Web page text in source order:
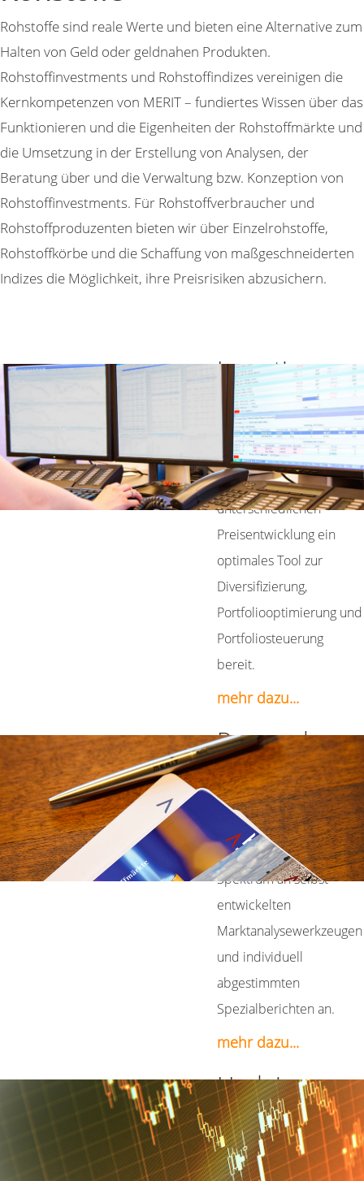
Research
Breites Spektrum an
Marktanalysewerkzeugen
und individuell
Spezialberichten
Hedging
und Schaffung von
Indizes zur Absicherung
Individuell abgestimmte
steuerliche Lösungen für
Alternative Investments
Rohstoffe sind reale Werte und bieten eine Alternative zum
Halten von Geld oder geldnahen Produkten.
Rohstoffinvestments und Rohstoffindizes vereinigen die
Kernkompetenzen von MERIT – fundiertes Wissen über das
Funktionieren und die Eigenheiten der Rohstoffmärkte und
die Umsetzung in der Erstellung von Analysen, der
Beratung über und die Verwaltung bzw. Konzeption von
Rohstoffinvestments. Für Rohstoffverbraucher und
Rohstoffproduzenten bieten wir über Einzelrohstoffe,
Rohstoffkörbe und die Schaffung von maßgeschneiderten
Indizes die Möglichkeit, ihre Preisrisiken abzusichern.
Investieren
in Rohstoffe
Rohstoffe stellen
aufgrund ihrer Vielfalt
und völlig
unterschiedlichen
Preisentwicklung ein
optimales Tool zur
Diversifizierung,
Portfoliooptimierung und
Portfoliosteuerung
bereit.
mehr dazu...
Research
Wir bieten über die
übliche
Marktberichterstattung
hinaus ein weites
Spektrum an selbst
entwickelten
Marktanalysewerkzeugen
und individuell
abgestimmten
Spezialberichten an.
mehr dazu...
Hedging
Über Einzelrohstoffe,
Rohstoffkörbe und die
Schaffung von